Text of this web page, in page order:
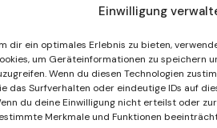
Einwilligung
dir ein optimales Erlebnis zu bieten,
um Geräteinformationen zu speichern
Wenn du diesen Technologien
das Surfverhalten oder eindeutige IDs auf
du deine Einwilligung nicht erteilst oder
Merkmale und Funktionen